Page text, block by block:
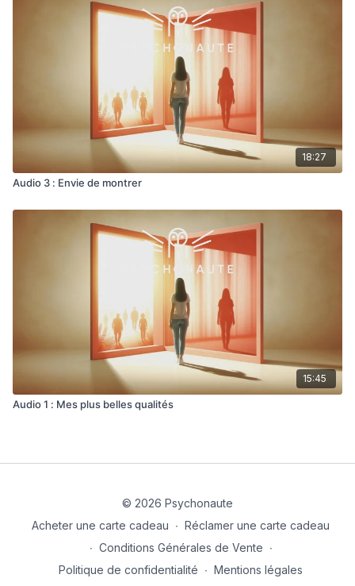
18:27
Audio 3 : Envie de montrer
15:45
Audio 1 : Mes plus belles qualités
© 2026 Psychonaute
Acheter une carte cadeau ∙ Réclamer une carte cadeau
∙ Conditions Générales de Vente ∙
Politique de confidentialité ∙ Mentions légales